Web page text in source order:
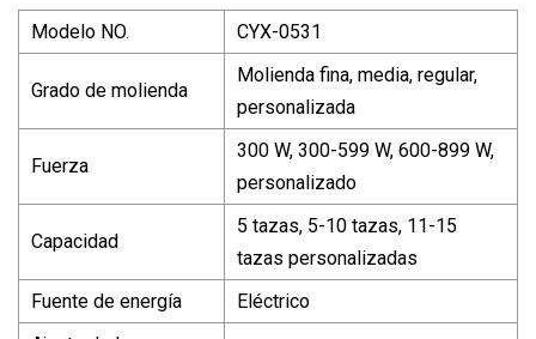
Modelo NO. CYX-0531
Grado de molienda
Molienda fina, media, regular,
personalizada
Fuerza
300 W, 300-599 W, 600-899 W,
personalizado
Capacidad
5 tazas, 5-10 tazas, 11-15
tazas personalizadas
Fuente de energía
Eléctrico